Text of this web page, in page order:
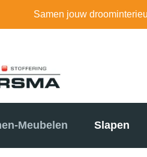
Samen jouw
Meubelen Slapen